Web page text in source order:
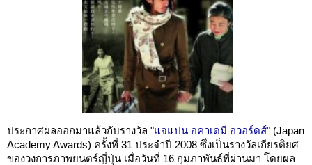
ประกาศผลออกมาแล้วกับรางวัล "แจแปน อคาเดมี อวอร์ดส์" (Japan
Academy Awards) ครั้งที่ 31 ประจำปี 2008 ซึ่งเป็นรางวัลเกียรติยศ
ของวงการภาพยนตร์ญี่ปุ่น เมื่อวันที่ 16 กุมภาพันธ์ที่ผ่านมา โดยผล